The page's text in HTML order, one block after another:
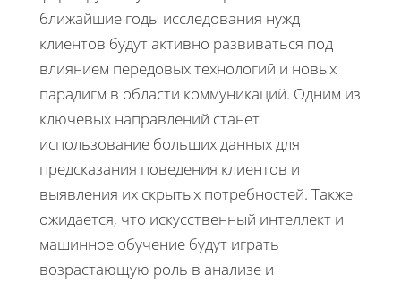
ближайшие годы исследования нужд
клиентов будут активно развиваться под
влиянием передовых технологий и новых
парадигм в области коммуникаций. Одним из
ключевых направлений станет
использование больших данных для
предсказания поведения клиентов и
выявления их скрытых потребностей. Также
ожидается, что искусственный интеллект и
машинное обучение будут играть
возрастающую роль в анализе и